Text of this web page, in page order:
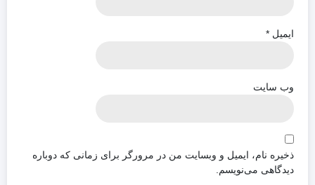
ایمیل *
وب‌ سایت
ذخیره نام، ایمیل و وبسایت من در مرورگر برای زمانی که دوباره
دیدگاهی می‌نویسم.